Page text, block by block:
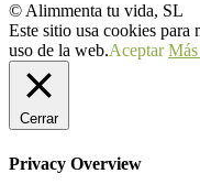
© Alimmenta tu vida, SL
Este sitio usa cookies para
uso de la web.Aceptar
Cerrar
Privacy Overview